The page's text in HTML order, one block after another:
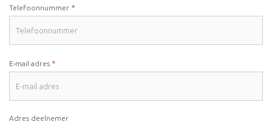
Telefoonnummer *
E-mail adres *
Adres deelnemer